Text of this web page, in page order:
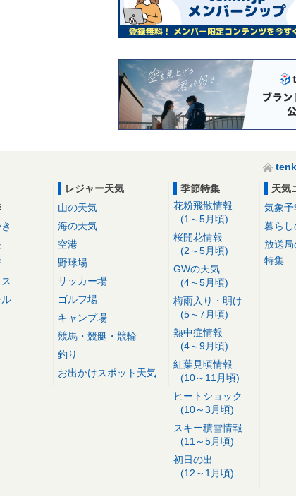
レジャー天気
山の天気
海の天気
空港
野球場
サッカー場
ゴルフ場
キャンプ場
競馬・競艇・競輪
釣り
お出かけスポット天気
季節特集
花粉飛散情報
(1～5月頃)
桜開花情報
(2～5月頃)
GWの天気
(4～5月頃)
梅雨入り・明け
(5～7月頃)
熱中症情報
(4～9月頃)
紅葉見頃情報
(10～11月頃)
ヒートショック
(10～3月頃)
スキー積雪情報
(11～5月頃)
初日の出
(12～1月頃)
天気
気象予
暮らし
放送局
特集